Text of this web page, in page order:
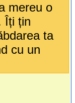
mereu o
Îți țin
ta
cu un